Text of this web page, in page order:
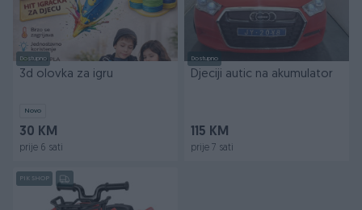
Dostupno
3d olovka za igru
Novo
30 KM
prije 6 sati
Dostupno
Djeciji autic na akumulator
115 KM
prije 7 sati
PIK SHOP